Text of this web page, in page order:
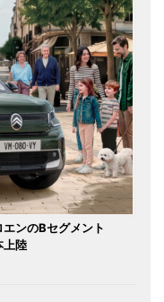
ンのBセグメント
上陸